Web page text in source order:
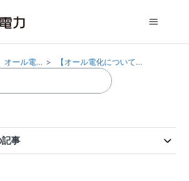
オール電化 【オール電化について】
事